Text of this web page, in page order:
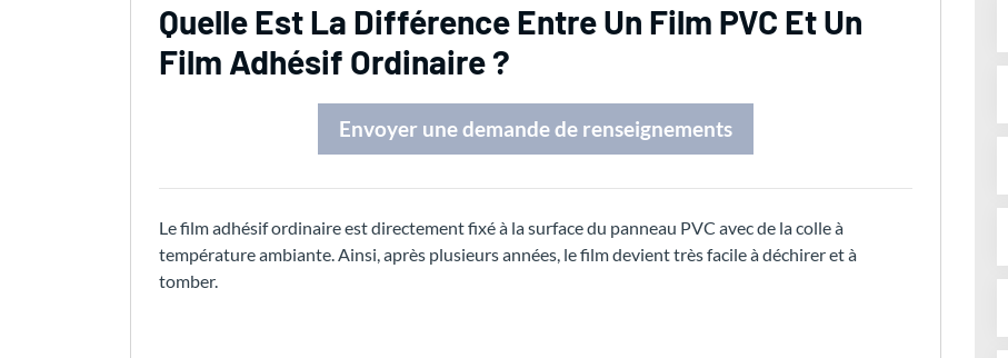
Quelle Est La Différence Entre Un Film PVC Et Un
Film Adhésif Ordinaire ?
Envoyer une demande de renseignements
Le film adhésif ordinaire est directement fixé à la surface du panneau PVC avec de la colle à
température ambiante. Ainsi, après plusieurs années, le film devient très facile à déchirer et à
tomber.